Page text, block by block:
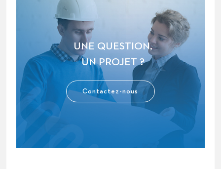
UNE QUESTION,
UN PROJET ?
Contactez-nous